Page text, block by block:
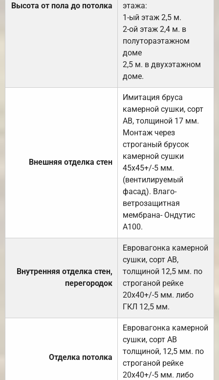
Высота от пола до потолка
этажа:
1-ый этаж 2,5 м.
2-ой этаж 2,4 м. в
полутораэтажном
доме
2,5 м. в двухэтажном
доме.
Внешняя отделка стен
Имитация бруса
камерной сушки, сорт
АВ, толщиной 17 мм.
Монтаж через
строганый брусок
камерной сушки
45х45+/-5 мм.
(вентилируемый
фасад). Влаго-
ветрозащитная
мембрана- Ондутис
А100.
Внутренняя отделка стен,
перегородок
Евровагонка камерной
сушки, сорт АВ,
толщиной 12,5 мм. по
строганой рейке
20х40+/-5 мм. либо
ГКЛ 12,5 мм.
Отделка потолка
Евровагонка камерной
сушки, сорт АВ
толщиной, 12,5 мм. по
строганой рейке
20х40+/-5 мм. либо